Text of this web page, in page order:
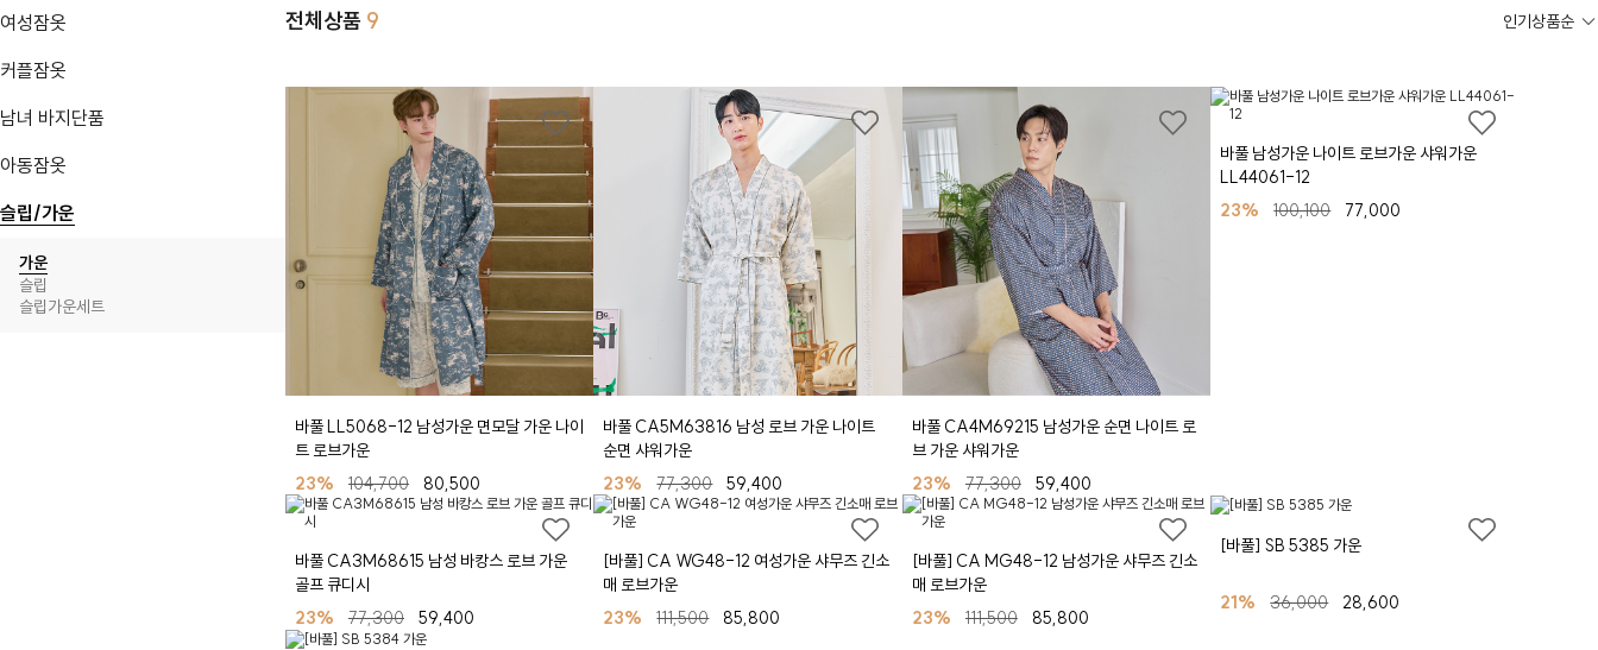
여성잠옷
커플잠옷
남녀 바지단품
아동잠옷
슬립/가운
가운
슬립
슬립가운세트
전체상품 9
바풀 LL5068-12 남성가운 면모달 가운 나이
트 로브가운
23%
104,700 80,500
바풀 CA5M63816 남성 로브 가운 나이트
순면 샤워가운
23%
77,300 59,400
바풀 CA4M69215 남성가운 순면 나이트 로
브 가운 샤워가운
23%
77,300 59,400
바풀 남성가운 나이트 로브가운 샤워가운
LL44061-12
23%
100,100 77,000
바풀 CA3M68615 남성 바캉스 로브 가운
골프 큐디시
23%
77,300 59,400
[바풀] CA WG48-12 여성가운 샤무즈 긴소
매 로브가운
23%
111,500 85,800
[바풀] CA MG48-12 남성가운 샤무즈 긴소
매 로브가운
23%
111,500 85,800
[바풀] SB 5385 가운
21% 36,000 28,600